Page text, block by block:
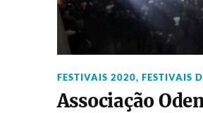
FESTIVAIS 2020, FESTIVAIS
Associação